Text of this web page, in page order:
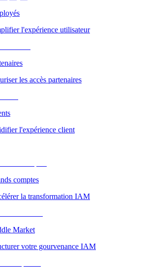
l'expérience utilisateur
les accès partenaires
l'expérience client
comptes
la transformation IAM
Market
votre gourvenance IAM